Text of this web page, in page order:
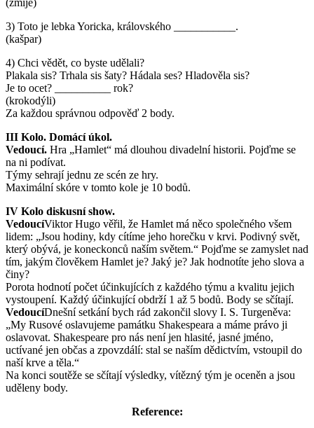
3) Toto je lebka Yoricka, královského ___________.
(kašpar)
4) Chci vědět, co byste udělali?
Plakala sis? Trhala sis šaty? Hádala ses? Hladověla sis?
Je to ocet? __________ rok?
(krokodýli)
Za každou správnou odpověď 2 body.
III Kolo. Domácí úkol.
Vedoucí. Hra „Hamlet“ má dlouhou divadelní historii. Pojďme se
na ni podívat.
Týmy sehrají jednu ze scén ze hry.
Maximální skóre v tomto kole je 10 bodů.
IV Kolo diskusní show.
VedoucíViktor Hugo věřil, že Hamlet má něco společného všem
lidem: „Jsou hodiny, kdy cítíme jeho horečku v krvi. Podivný svět,
který obývá, je koneckonců naším světem.“ Pojďme se zamyslet nad
tím, jakým člověkem Hamlet je? Jaký je? Jak hodnotíte jeho slova a
činy?
Porota hodnotí počet účinkujících z každého týmu a kvalitu jejich
vystoupení. Každý účinkující obdrží 1 až 5 bodů. Body se sčítají.
VedoucíDnešní setkání bych rád zakončil slovy I. S. Turgeněva:
„My Rusové oslavujeme památku Shakespeara a máme právo ji
oslavovat. Shakespeare pro nás není jen hlasité, jasné jméno,
uctívané jen občas a zpovzdálí: stal se naším dědictvím, vstoupil do
naší krve a těla.“
Na konci soutěže se sčítají výsledky, vítězný tým je oceněn a jsou
uděleny body.
Reference: